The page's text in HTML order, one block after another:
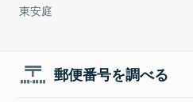
東安庭
郵便番号を調べる